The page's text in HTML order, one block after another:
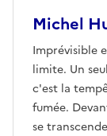
Michel
Imprévisible
limite. Un
c'est la
fumée.
se